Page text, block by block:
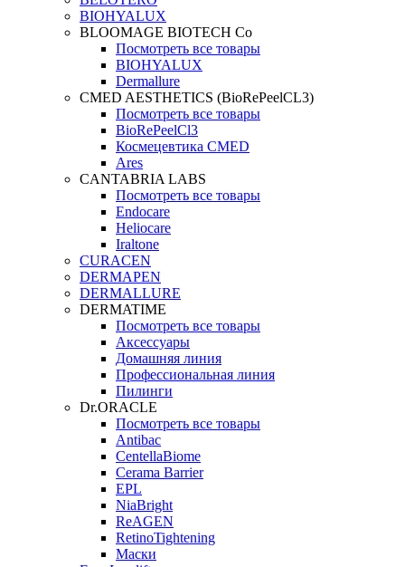
BIOHYALUX
BLOOMAGE BIOTECH Co
Посмотреть все товары
BIOHYALUX
Dermallure
CMED AESTHETICS (BioRePeelCL3)
Посмотреть все товары
BioRePeelCl3
Космецевтика CMED
Ares
CANTABRIA LABS
Посмотреть все товары
Endocare
Heliocare
Iraltone
CURACEN
DERMAPEN
DERMALLURE
DERMATIME
Посмотреть все товары
Аксессуары
Домашняя линия
Профессиональная линия
Пилинги
Dr.ORACLE
Посмотреть все товары
Antibac
CentellaBiome
Cerama Barrier
EPL
NiaBright
ReAGEN
RetinoTightening
Маски